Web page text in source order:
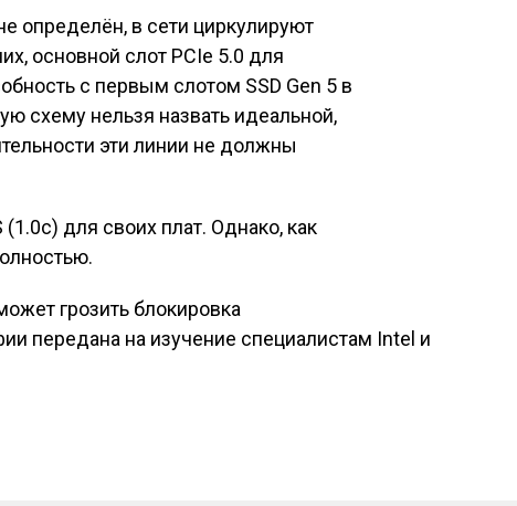
определён, в сети циркулируют
основной слот PCIe 5.0 для
с первым слотом SSD Gen 5 в
схему нельзя назвать идеальной,
эти линии не должны
для своих плат. Однако, как
грозить блокировка
передана на изучение специалистам Intel и